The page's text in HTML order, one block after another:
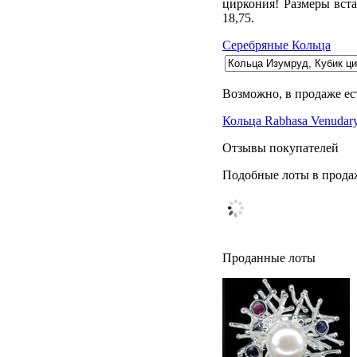
циркония! Размеры
18,75.
Серебряные Кольца
Возможно, в продаже
Кольца Rabhasa
Отзывы покупателей
Подобные лоты в
Проданные лоты